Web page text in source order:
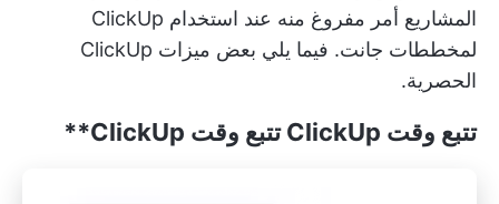
المشاريع أمر مفروغ منه عند استخدام ClickUp
لمخططات جانت. فيما يلي بعض ميزات ClickUp
الحصرية.
تتبع وقت ClickUp تتبع وقت ClickUp**